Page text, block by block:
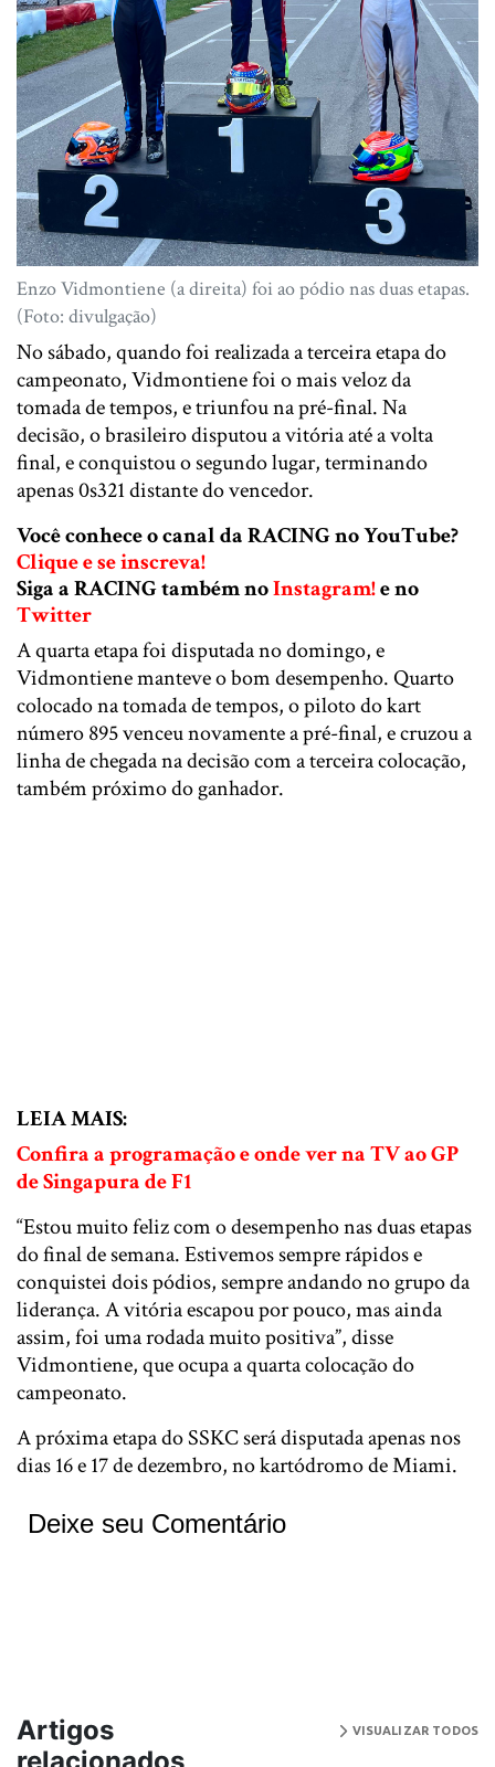
Enzo Vidmontiene (a direita) foi ao pódio nas duas etapas.
(Foto: divulgação)
No sábado, quando foi realizada a terceira etapa do
campeonato, Vidmontiene foi o mais veloz da
tomada de tempos, e triunfou na pré-final. Na
decisão, o brasileiro disputou a vitória até a volta
final, e conquistou o segundo lugar, terminando
apenas 0s321 distante do vencedor.
Você conhece o canal da RACING no YouTube?
Clique e se inscreva!
Siga a RACING também noInstagram!e no
Twitter
A quarta etapa foi disputada no domingo, e
Vidmontiene manteve o bom desempenho. Quarto
colocado na tomada de tempos, o piloto do kart
número 895 venceu novamente a pré-final, e cruzou a
linha de chegada na decisão com a terceira colocação,
também próximo do ganhador.
LEIA MAIS:
Confira a programação e onde ver na TV ao GP
de Singapura de F1
“Estou muito feliz com o desempenho nas duas etapas
do final de semana. Estivemos sempre rápidos e
conquistei dois pódios, sempre andando no grupo da
liderança. A vitória escapou por pouco, mas ainda
assim, foi uma rodada muito positiva”, disse
Vidmontiene, que ocupa a quarta colocação do
campeonato.
A próxima etapa do SSKC será disputada apenas nos
dias 16 e 17 de dezembro, no kartódromo de Miami.
Deixe seu Comentário
Artigos
VISUALIZAR TODOS